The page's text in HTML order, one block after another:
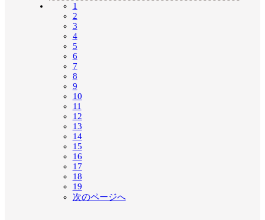
1
2
3
4
5
6
7
8
9
10
11
12
13
14
15
16
17
18
19
次のページへ